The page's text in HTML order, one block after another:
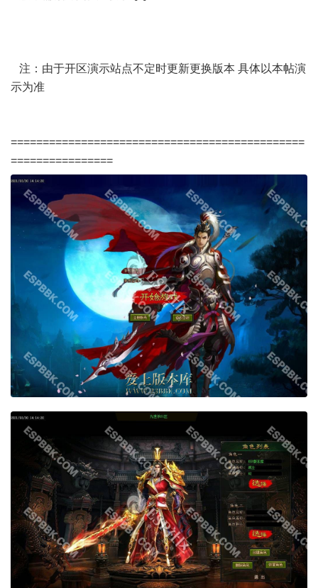
注：由于开区演示站点不定时更新更换版本 具体以本帖演
示为准
==============================================
================